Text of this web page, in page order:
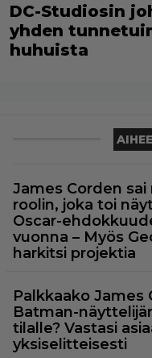
DC-Studiosin
yhden
huhuista
James Corden sai
roolin, joka toi
Oscar-
vuonna – Myös
harkitsi projektia
Palkkaako James
Batman-
tilalle? Vastasi
yksiselitteisesti